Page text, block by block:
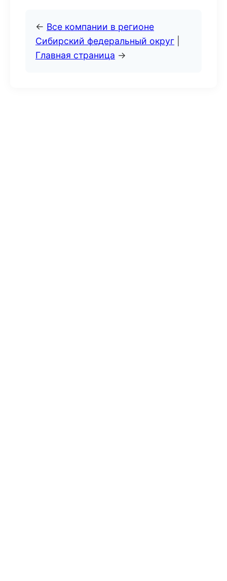
← Все компании в регионе
Сибирский федеральный округ
Главная страница →